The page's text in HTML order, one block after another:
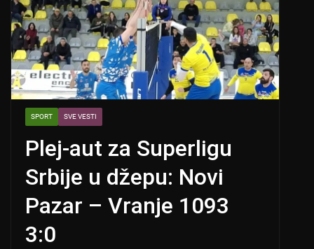
SPORT SVE VESTI
Plej-aut za Superligu
Srbije u džepu: Novi
Pazar – Vranje 1093
3:0